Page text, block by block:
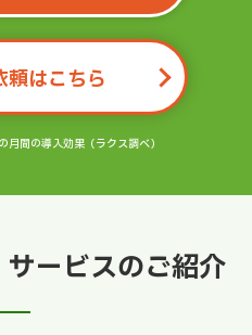
頼はこちら
間の導入効果（ラクス調べ）
サービスのご紹介